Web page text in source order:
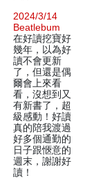
2024/3/14
Beatlebum
在好讀挖寶好
幾年，以為好
讀不會更新
了，但還是偶
爾會上來看
看，沒想到又
有新書了，超
級感動！好讀
真的陪我渡過
好多個通勤的
日子跟愜意的
週末，謝謝好
讀！